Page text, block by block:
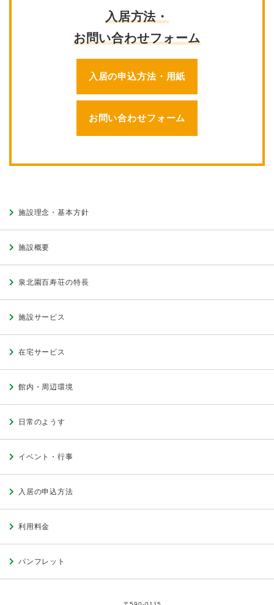
入居方法・
お問い合わせフォーム
入居の申込方法・用紙
お問い合わせフォーム
施設理念・基本方針
施設概要
泉北園百寿荘の特長
施設サービス
在宅サービス
館内・周辺環境
日常のようす
イベント・行事
入居の申込方法
利用料金
パンフレット